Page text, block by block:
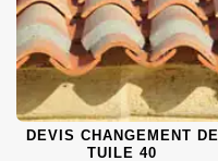
DEVIS CHANGEMENT DE
TUILE 40